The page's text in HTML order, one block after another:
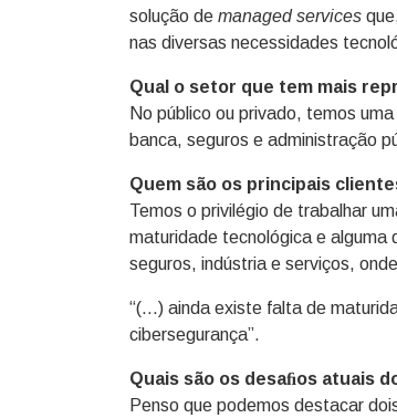
solução de managed services
nas diversas necessidades
Qual o setor que tem mais
No público ou privado, temos
banca, seguros e administração
Quem são os principais
Temos o privilégio de trabalhar
maturidade tecnológica e
seguros, indústria e serviços,
“(…) ainda existe falta de
cibersegurança”.
Quais são os desaﬁos atuais
Penso que podemos destacar